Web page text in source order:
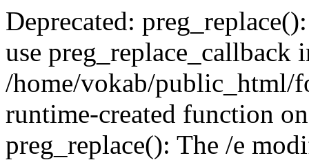
Deprecated:
use preg_replace_callback
/home/vokab/public_html/
runtime-created function
preg_replace(): The /e